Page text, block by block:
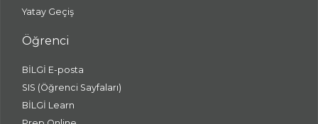
Yatay Geçiş
Öğrenci
BİLGİ E-posta
SIS (Öğrenci Sayfaları)
BİLGİ Learn